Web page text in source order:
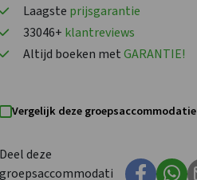
Laagste prijsgarantie
33046+ klantreviews
Altijd boeken metGARANTIE!
Vergelijk deze groepsaccommodatie
Deel deze
groepsaccommodati